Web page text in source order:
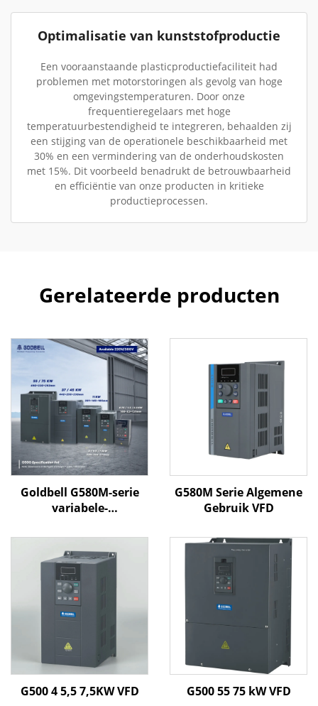
Optimalisatie van kunststofproductie
Een vooraanstaande plasticproductiefaciliteit had
problemen met motorstoringen als gevolg van hoge
omgevingstemperaturen. Door onze
frequentieregelaars met hoge
temperatuurbestendigheid te integreren, behaalden zij
een stijging van de operationele beschikbaarheid met
30% en een vermindering van de onderhoudskosten
met 15%. Dit voorbeeld benadrukt de betrouwbaarheid
en efficiëntie van onze producten in kritieke
productieprocessen.
Gerelateerde producten
Goldbell G580M-serie
variabele-
kW–800 kW | V/F- en
vectorregeling | CE-
gecertificeerde VFD
G580M Serie Algemene
Gebruik VFD
G500 4 5,5 7,5KW VFD G500 55 75 kW VFD